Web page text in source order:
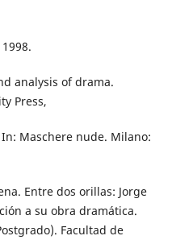
analysis of drama.
Press,
In: Maschere nude. Milano:
Entre dos orillas: Jorge
a su obra dramática.
Facultad de